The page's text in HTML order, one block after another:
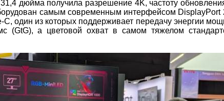
дюйма получила разрешение 4K, частоту
самым современным интерфейсом DisplayPort
один из которых поддерживает передачу энергии
(GtG), а цветовой охват в самом тяжелом